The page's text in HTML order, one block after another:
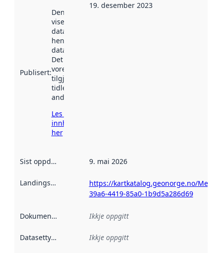
Publisert:
Denne datoen
viser når
datasettet vart
henta inn av
data.norge.no.
Det kan ha
vore
tilgjengeleg
tidlegare
andre stader.
Les meir om
innhenting
her
19. desember 2023
Sist oppdatert 9. mai 2026
Landingsside
https://kartkatalog.geonorge.no/
39a6-4419-85a0-1b9d5a286d69
Dokumentasjon Ikkje oppgitt
Datasettype Ikkje oppgitt